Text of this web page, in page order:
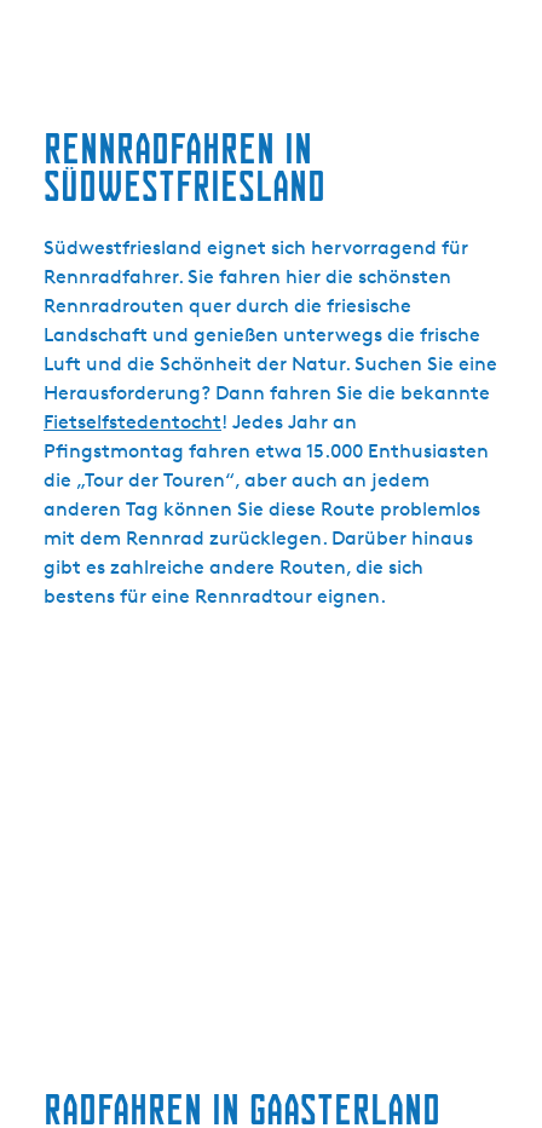
Rennradfahren in
Südwestfriesland
Südwestfriesland eignet sich hervorragend für
Rennradfahrer. Sie fahren hier die schönsten
Rennradrouten quer durch die friesische
Landschaft und genießen unterwegs die frische
Luft und die Schönheit der Natur. Suchen Sie eine
Herausforderung? Dann fahren Sie die bekannte
Fietselfstedentocht! Jedes Jahr an
Pfingstmontag fahren etwa 15.000 Enthusiasten
die „Tour der Touren“, aber auch an jedem
anderen Tag können Sie diese Route problemlos
mit dem Rennrad zurücklegen. Darüber hinaus
gibt es zahlreiche andere Routen, die sich
bestens für eine Rennradtour eignen.
Radfahren in Gaasterland